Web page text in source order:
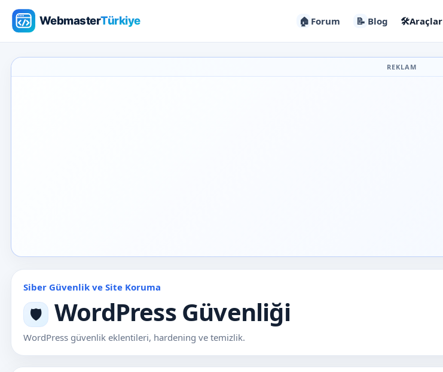
🏠 Forum 📝 Blog 🛠️Araçlar
REKLAM
Siber Güvenlik ve Site Koruma
🛡️ WordPress Güvenliği
WordPress güvenlik eklentileri, hardening ve temizlik.